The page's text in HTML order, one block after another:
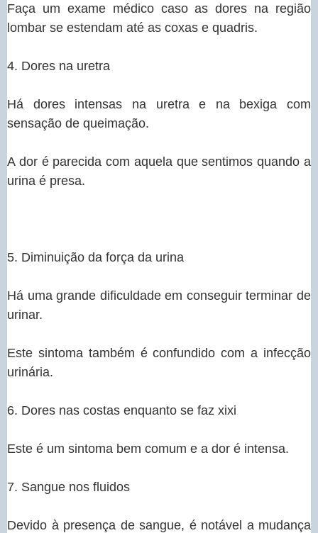
Faça um exame médico caso as dores na região
lombar se estendam até as coxas e quadris.
4. Dores na uretra
Há dores intensas na uretra e na bexiga com
sensação de queimação.
A dor é parecida com aquela que sentimos quando a
urina é presa.
5. Diminuição da força da urina
Há uma grande dificuldade em conseguir terminar de
urinar.
Este sintoma também é confundido com a infecção
urinária.
6. Dores nas costas enquanto se faz xixi
Este é um sintoma bem comum e a dor é intensa.
7. Sangue nos fluidos
Devido à presença de sangue, é notável a mudança